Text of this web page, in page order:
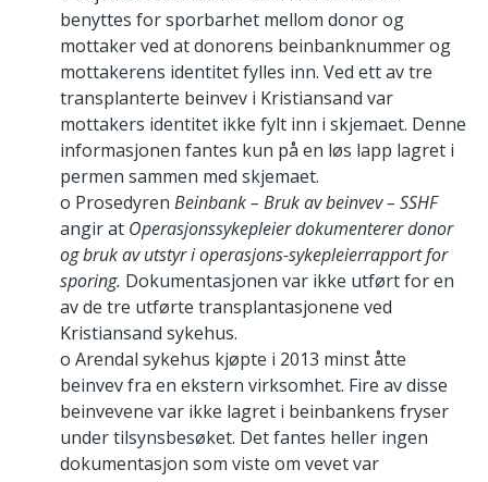
benyttes for sporbarhet mellom donor og
mottaker ved at donorens beinbanknummer og
mottakerens identitet fylles inn. Ved ett av tre
transplanterte beinvev i Kristiansand var
mottakers identitet ikke fylt inn i skjemaet. Denne
informasjonen fantes kun på en løs lapp lagret i
permen sammen med skjemaet.
o Prosedyren Beinbank – Bruk av beinvev – SSHF
angir at Operasjonssykepleier dokumenterer donor
og bruk av utstyr i operasjons-sykepleierrapport for
sporing. Dokumentasjonen var ikke utført for en
av de tre utførte transplantasjonene ved
Kristiansand sykehus.
o Arendal sykehus kjøpte i 2013 minst åtte
beinvev fra en ekstern virksomhet. Fire av disse
beinvevene var ikke lagret i beinbankens fryser
under tilsynsbesøket. Det fantes heller ingen
dokumentasjon som viste om vevet var